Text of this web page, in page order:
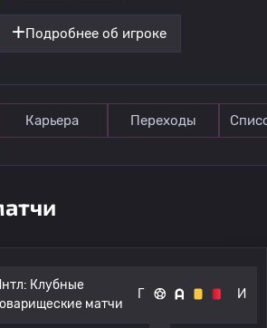
Подробнее об игроке
Карьера Переходы
Клубные
матчи
Г И